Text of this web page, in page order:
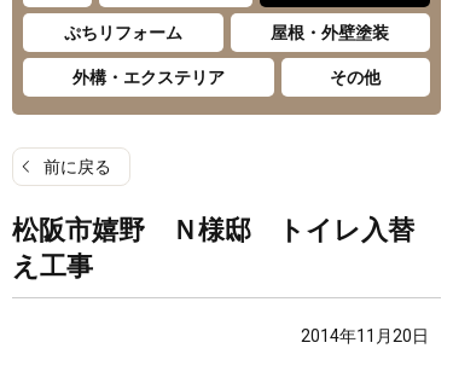
ぷちリフォーム 屋根・外壁塗装
外構・エクステリア その他
前に戻る
松阪市嬉野 Ｎ様邸 トイレ入替
え工事
2014年11月20日